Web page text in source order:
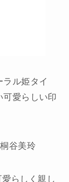
ル姫タイ
可愛らしい印
谷美玲
愛らしく親し